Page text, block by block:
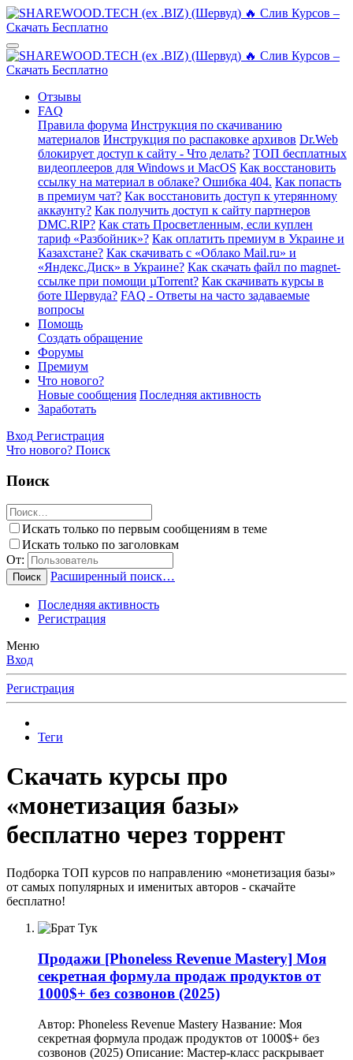
Отзывы
FAQ
Правила форума Инструкция по скачиванию
материалов Инструкция по распаковке архивов Dr.Web
блокирует доступ к сайту - Что делать? ТОП бесплатных
видеоплееров для Windows и MacOS Как восстановить
ссылку на материал в облаке? Ошибка 404. Как попасть
в премиум чат? Как восстановить доступ к утерянному
аккаунту? Как получить доступ к сайту партнеров
DMC.RIP? Как стать Просветленным, если куплен
тариф «Разбойник»? Как оплатить премиум в Украине и
Казахстане? Как скачивать с «Облако Mail.ru» и
«Яндекс.Диск» в Украине? Как скачать файл по magnet-
ссылке при помощи µTorrent? Как скачивать курсы в
боте Шервуда? FAQ - Ответы на часто задаваемые
вопросы
Помощь
Создать обращение
Форумы
Премиум
Что нового?
Новые сообщения Последняя активность
Заработать
Вход Регистрация
Что нового? Поиск
Поиск
Искать только по первым сообщениям в теме
Искать только по заголовкам
От:
Поиск Расширенный поиск…
Последняя активность
Регистрация
Меню
Вход
Регистрация
Теги
Скачать курсы про
«монетизация базы»
бесплатно через торрент
Подборка ТОП курсов по направлению «монетизация базы»
от самых популярных и именитых авторов - скачайте
бесплатно!
Продажи [Phoneless Revenue Mastery] Моя
секретная формула продаж продуктов от
1000$+ без созвонов (2025)
Автор: Phoneless Revenue Mastery Название: Моя
секретная формула продаж продуктов от 1000$+ без
созвонов (2025) Описание: Мастер-класс раскрывает